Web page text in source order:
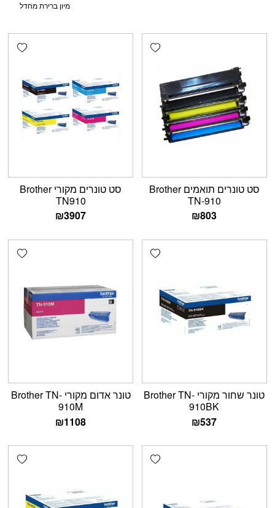
Add wishlist
סט טונרים תואמים Brother
TN-910
₪803
סט טונרים מקורי Brother
TN910
₪3907
Add wishlist
טונר שחור מקורי Brother TN-
910BK
₪537
טונר אדום מקורי Brother TN-
910M
₪1108
Add wishlist